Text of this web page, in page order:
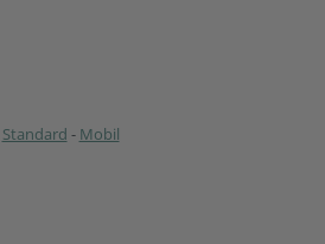
Standard - Mobil